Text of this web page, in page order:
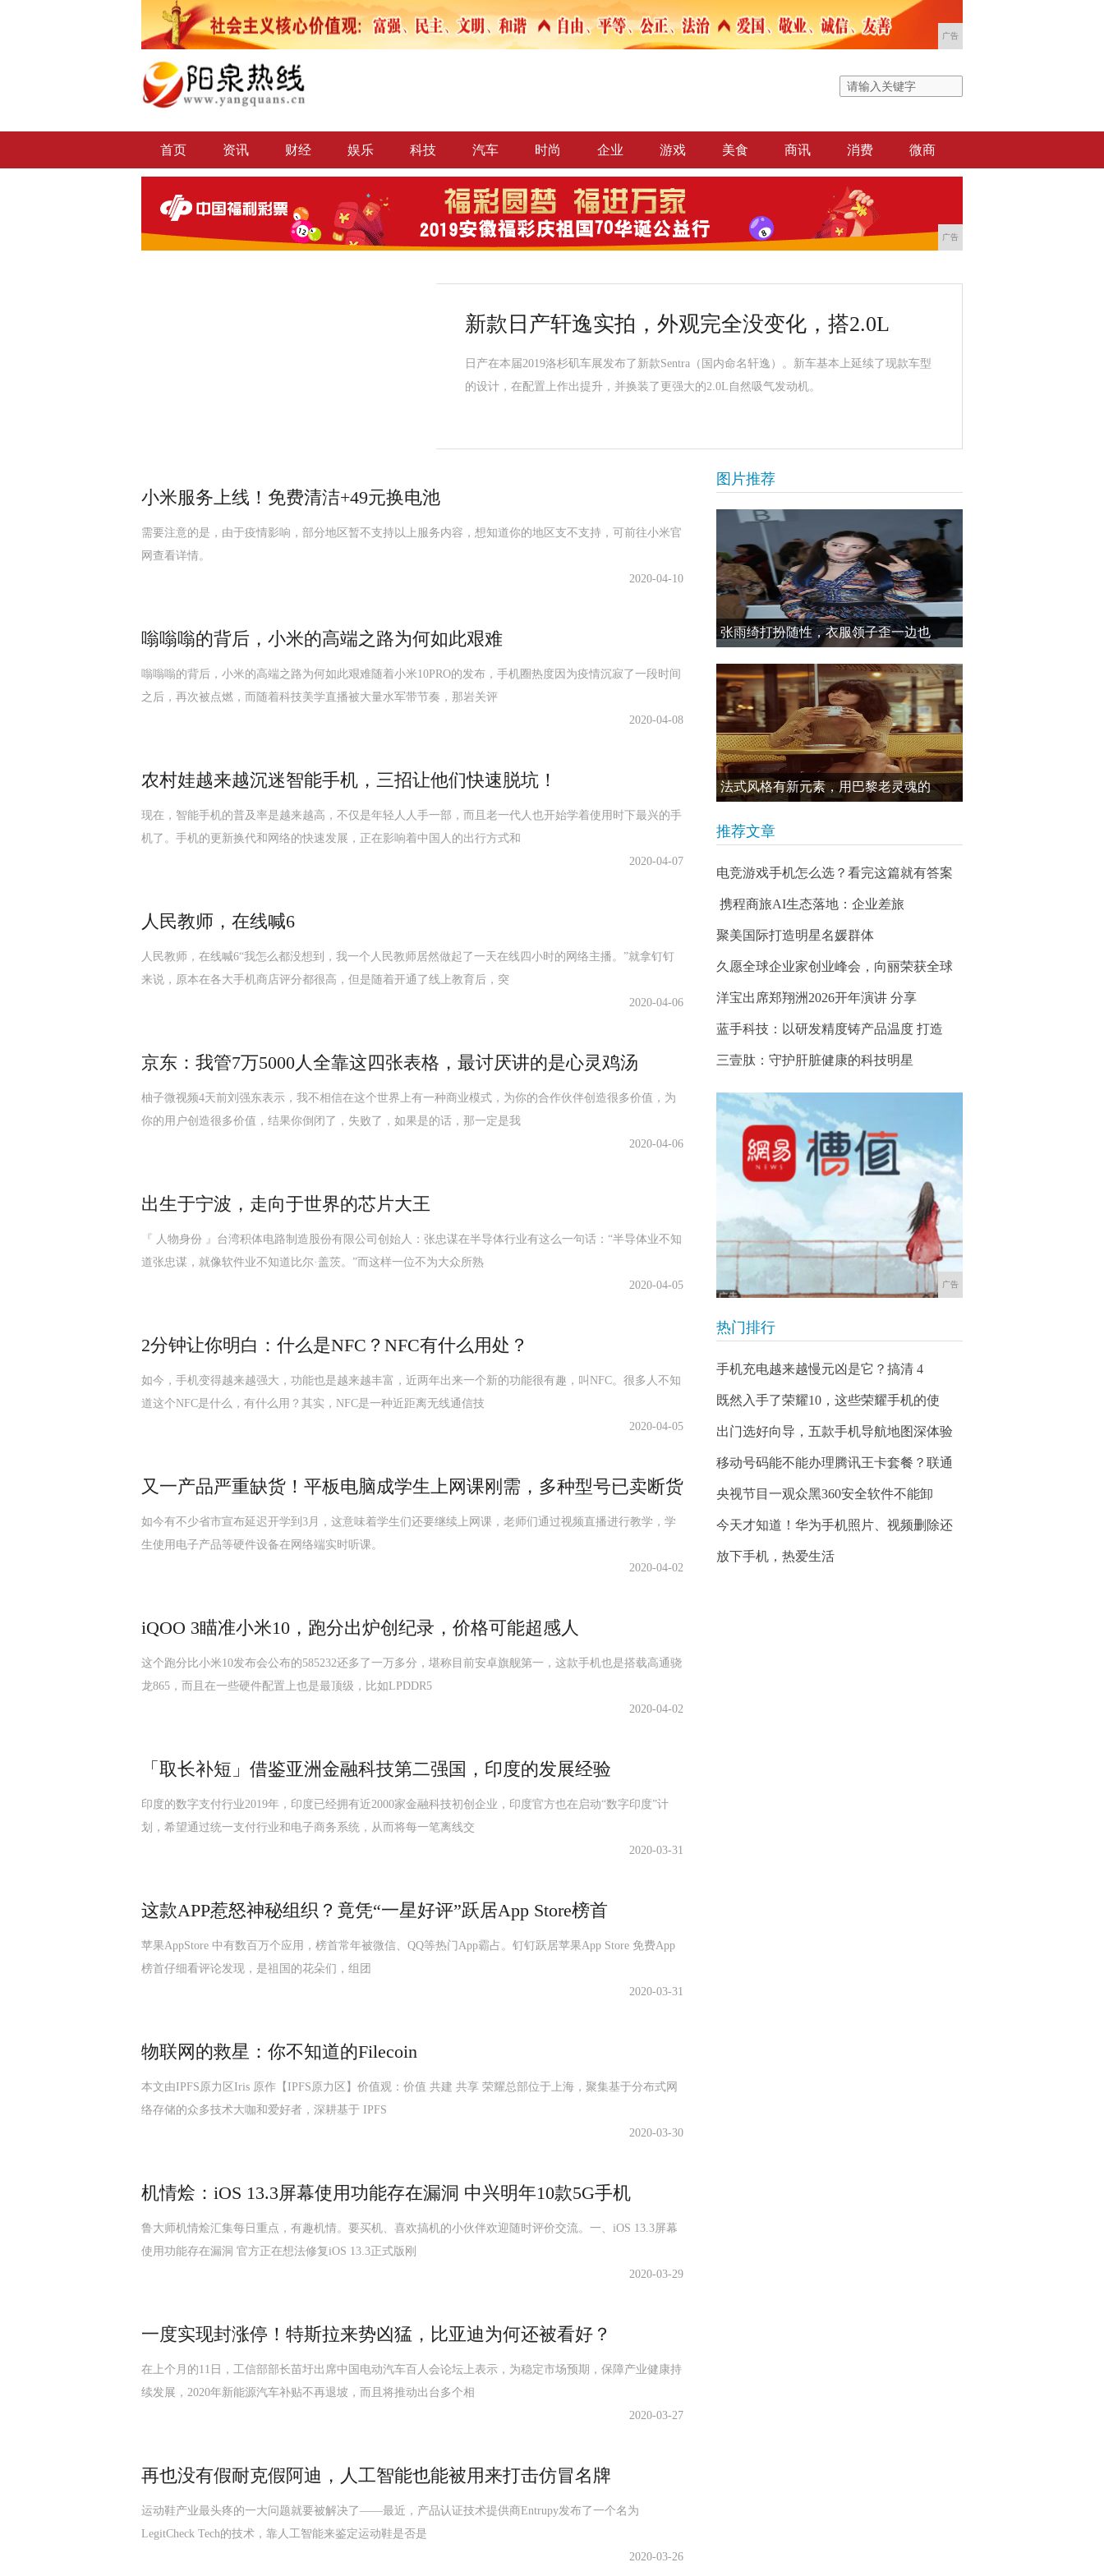
广告
首页 资讯 财经 娱乐 科技 汽车 时尚 企业 游戏 美食 商讯 消费 微商
广告
新款日产轩逸实拍，外观完全没变化，搭2.0L
日产在本届2019洛杉矶车展发布了新款Sentra（国内命名轩逸）。新车基本上延续了现款车型
的设计，在配置上作出提升，并换装了更强大的2.0L自然吸气发动机。
小米服务上线！免费清洁+49元换电池
需要注意的是，由于疫情影响，部分地区暂不支持以上服务内容，想知道你的地区支不支持，可前往小米官
网查看详情。
2020-04-10
嗡嗡嗡的背后，小米的高端之路为何如此艰难
嗡嗡嗡的背后，小米的高端之路为何如此艰难随着小米10PRO的发布，手机圈热度因为疫情沉寂了一段时间
之后，再次被点燃，而随着科技美学直播被大量水军带节奏，那岩关评
2020-04-08
农村娃越来越沉迷智能手机，三招让他们快速脱坑！
现在，智能手机的普及率是越来越高，不仅是年轻人人手一部，而且老一代人也开始学着使用时下最兴的手
机了。手机的更新换代和网络的快速发展，正在影响着中国人的出行方式和
2020-04-07
人民教师，在线喊6
人民教师，在线喊6“我怎么都没想到，我一个人民教师居然做起了一天在线四小时的网络主播。”就拿钉钉
来说，原本在各大手机商店评分都很高，但是随着开通了线上教育后，突
2020-04-06
京东：我管7万5000人全靠这四张表格，最讨厌讲的是心灵鸡汤
柚子微视频4天前刘强东表示，我不相信在这个世界上有一种商业模式，为你的合作伙伴创造很多价值，为
你的用户创造很多价值，结果你倒闭了，失败了，如果是的话，那一定是我
2020-04-06
出生于宁波，走向于世界的芯片大王
『 人物身份 』台湾积体电路制造股份有限公司创始人：张忠谋在半导体行业有这么一句话：“半导体业不知
道张忠谋，就像软件业不知道比尔·盖茨。”而这样一位不为大众所熟
2020-04-05
2分钟让你明白：什么是NFC？NFC有什么用处？
如今，手机变得越来越强大，功能也是越来越丰富，近两年出来一个新的功能很有趣，叫NFC。很多人不知
道这个NFC是什么，有什么用？其实，NFC是一种近距离无线通信技
2020-04-05
又一产品严重缺货！平板电脑成学生上网课刚需，多种型号已卖断货
如今有不少省市宣布延迟开学到3月，这意味着学生们还要继续上网课，老师们通过视频直播进行教学，学
生使用电子产品等硬件设备在网络端实时听课。
2020-04-02
iQOO 3瞄准小米10，跑分出炉创纪录，价格可能超感人
这个跑分比小米10发布会公布的585232还多了一万多分，堪称目前安卓旗舰第一，这款手机也是搭载高通骁
龙865，而且在一些硬件配置上也是最顶级，比如LPDDR5
2020-04-02
「取长补短」借鉴亚洲金融科技第二强国，印度的发展经验
印度的数字支付行业2019年，印度已经拥有近2000家金融科技初创企业，印度官方也在启动“数字印度”计
划，希望通过统一支付行业和电子商务系统，从而将每一笔离线交
2020-03-31
这款APP惹怒神秘组织？竟凭“一星好评”跃居App Store榜首
苹果AppStore 中有数百万个应用，榜首常年被微信、QQ等热门App霸占。钉钉跃居苹果App Store 免费App
榜首仔细看评论发现，是祖国的花朵们，组团
2020-03-31
物联网的救星：你不知道的Filecoin
本文由IPFS原力区Iris 原作【IPFS原力区】价值观：价值 共建 共享 荣耀总部位于上海，聚集基于分布式网
络存储的众多技术大咖和爱好者，深耕基于 IPFS
2020-03-30
机情烩：iOS 13.3屏幕使用功能存在漏洞 中兴明年10款5G手机
鲁大师机情烩汇集每日重点，有趣机情。要买机、喜欢搞机的小伙伴欢迎随时评价交流。一、iOS 13.3屏幕
使用功能存在漏洞 官方正在想法修复iOS 13.3正式版刚
2020-03-29
一度实现封涨停！特斯拉来势凶猛，比亚迪为何还被看好？
​在上个月的11日，工信部部长苗圩出席中国电动汽车百人会论坛上表示，为稳定市场预期，保障产业健康持
续发展，2020年新能源汽车补贴不再退坡，而且将推动出台多个相
2020-03-27
再也没有假耐克假阿迪，人工智能也能被用来打击仿冒名牌
运动鞋产业最头疼的一大问题就要被解决了——最近，产品认证技术提供商Entrupy发布了一个名为
LegitCheck Tech的技术，靠人工智能来鉴定运动鞋是否是
2020-03-26
图片推荐
张雨绮打扮随性，衣服领子歪一边也
法式风格有新元素，用巴黎老灵魂的
推荐文章
电竞游戏手机怎么选？看完这篇就有答案
​ 携程商旅AI生态落地：企业差旅
聚美国际打造明星名媛群体
久愿全球企业家创业峰会，向丽荣获全球
洋宝出席郑翔洲2026开年演讲 分享
蓝手科技：以研发精度铸产品温度 打造
三壹肽：守护肝脏健康的科技明星
广告
热门排行
手机充电越来越慢元凶是它？搞清 4
既然入手了荣耀10，这些荣耀手机的使
出门选好向导，五款手机导航地图深体验
移动号码能不能办理腾讯王卡套餐？联通
央视节目一观众黑360安全软件不能卸
今天才知道！华为手机照片、视频删除还
放下手机，热爱生活